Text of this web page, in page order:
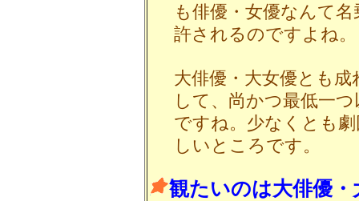
も俳優・女優なんて
許されるのですよね。
大俳優・大女優とも
して、尚かつ最低一
ですね。少なくとも
しいところです。
観たいのは大俳優・